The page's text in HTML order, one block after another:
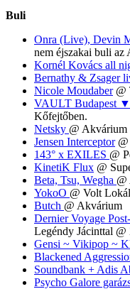
Buli
Onra (Live), Devin
nem éjszakai buli az
Kornél Kovács all
Bernathy & Zsager
Nicole Moudaber@
VAULT Budapest
Kőfejtőben.
Netsky @ Akvárium
Jensen Interceptor@
143° x EXILES @
KinetiK Flux @
Beta, Tsu, Wegha @
YokoO @ Volt Lokál
Butch @ Akvárium
Dernier Voyage
Legéndy Jácinttal @
Gensi ~ Vikipop ~
Blackened
Soundbank + Adis
Psycho Galore